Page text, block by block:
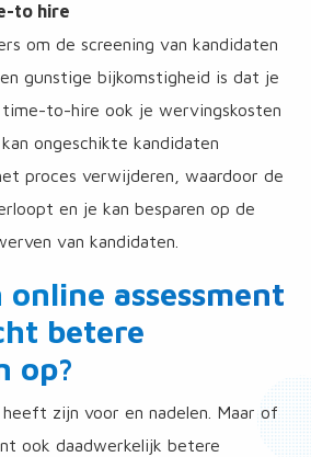
to hire
om de screening van kandidaten
gunstige bijkomstigheid is dat je
to-hire ook je wervingskosten
ongeschikte kandidaten
proces verwijderen, waardoor de
en je kan besparen op de
van kandidaten.
assessment
betere
op?
zijn voor en nadelen. Maar of
ook daadwerkelijk betere